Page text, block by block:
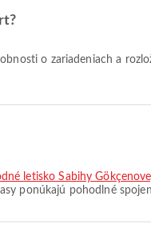
letisko Sabihy
ponúkajú pohodlné